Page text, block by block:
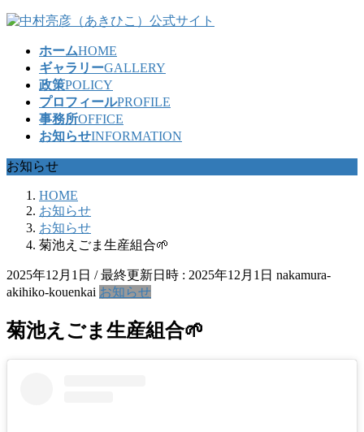
コ
ッ
プ
ナ
移
動
ホームHOME
ギャラリーGALLERY
政策POLICY
プロフィールPROFILE
事務所OFFICE
お知らせINFORMATION
お知らせ
HOME
お知らせ
お知らせ
菊池えごま生産組合🌱
2025年12月1日 / 最終更新日時 : 2025年12月1日 nakamura-
akihiko-kouenkai お知らせ
菊池えごま生産組合🌱